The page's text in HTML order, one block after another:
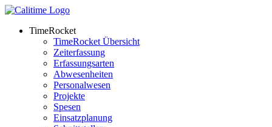
TimeRocket
TimeRocket Übersicht
Zeiterfassung
Erfassungsarten
Abwesenheiten
Personalwesen
Projekte
Spesen
Einsatzplanung